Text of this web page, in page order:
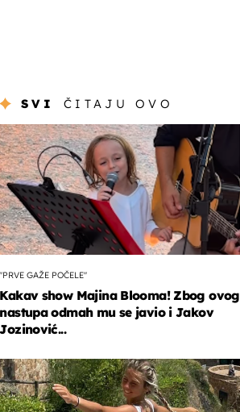
SVI ČITAJU OVO
"PRVE GAŽE POČELE"
Kakav show Majina Blooma! Zbog ovog
nastupa odmah mu se javio i Jakov
Jozinović...